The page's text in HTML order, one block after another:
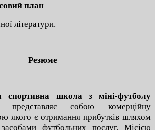
план
літератури.
Резюме
спортивна школа з міні-футболу
представляє собою комерційну
якого є отримання прибутків шляхом
футбольних послуг. Місією